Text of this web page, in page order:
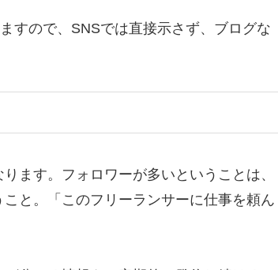
すので、SNSでは直接示さず、ブログな
ます。フォロワーが多いということは、
と。「このフリーランサーに仕事を頼ん